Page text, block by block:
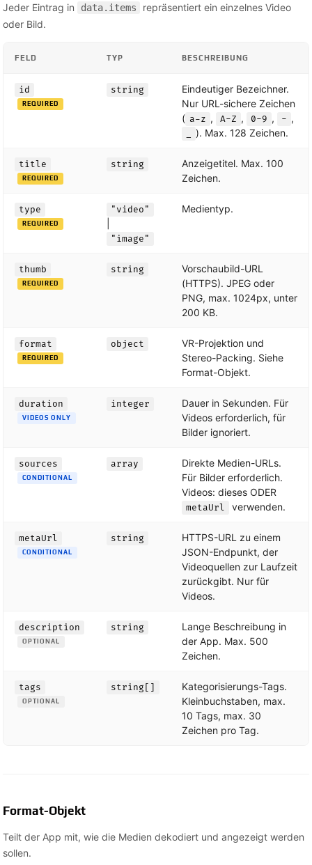
Jeder Eintrag in data.items
repräsentiert ein einzelnes Video
oder Bild.
FELD TYP BESCHREIBUNG
id
REQUIRED
string
Eindeutiger Bezeichner.
Nur URL-sichere Zeichen
( a-z , A-Z , 0-9 , - ,
). Max. 128 Zeichen.
title
REQUIRED
string
Anzeigetitel. Max. 100
Zeichen.
type
REQUIRED
"video"
"image"
Medientyp.
thumb
REQUIRED
string
Vorschaubild-URL
(HTTPS). JPEG oder
PNG, max. 1024px, unter
200 KB.
format
REQUIRED
object
VR-Projektion und
Stereo-Packing. Siehe
Format-Objekt.
duration
VIDEOS ONLY
integer
Dauer in Sekunden. Für
Videos erforderlich, für
Bilder ignoriert.
sources
CONDITIONAL
array
Direkte Medien-URLs.
Für Bilder erforderlich.
Videos: dieses ODER
metaUrl verwenden.
metaUrl
CONDITIONAL
string
HTTPS-URL zu einem
JSON-Endpunkt, der
Videoquellen zur Laufzeit
zurückgibt. Nur für
Videos.
description
OPTIONAL
string
Lange Beschreibung in
der App. Max. 500
Zeichen.
tags
OPTIONAL
string[]
Kategorisierungs-Tags.
Kleinbuchstaben, max.
10 Tags, max. 30
Zeichen pro Tag.
Format-Objekt
Teilt der App mit, wie die Medien dekodiert und angezeigt werden
sollen.